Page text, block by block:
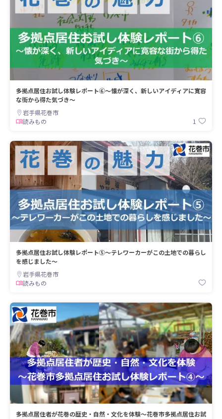
多拠点居住お試し体験レポート⑥～懐が深く、新しいアイディアに寛容
な街から得た気づき～
岩手県花巻市
読みもの
1
多拠点居住お試し体験レポート⑤～テレワーカーがこの土地での暮らし
を感じました～
岩手県花巻市
読みもの
多拠点居住者が花巻の歴史・自然・文化を体験～花巻市多拠点居住お試